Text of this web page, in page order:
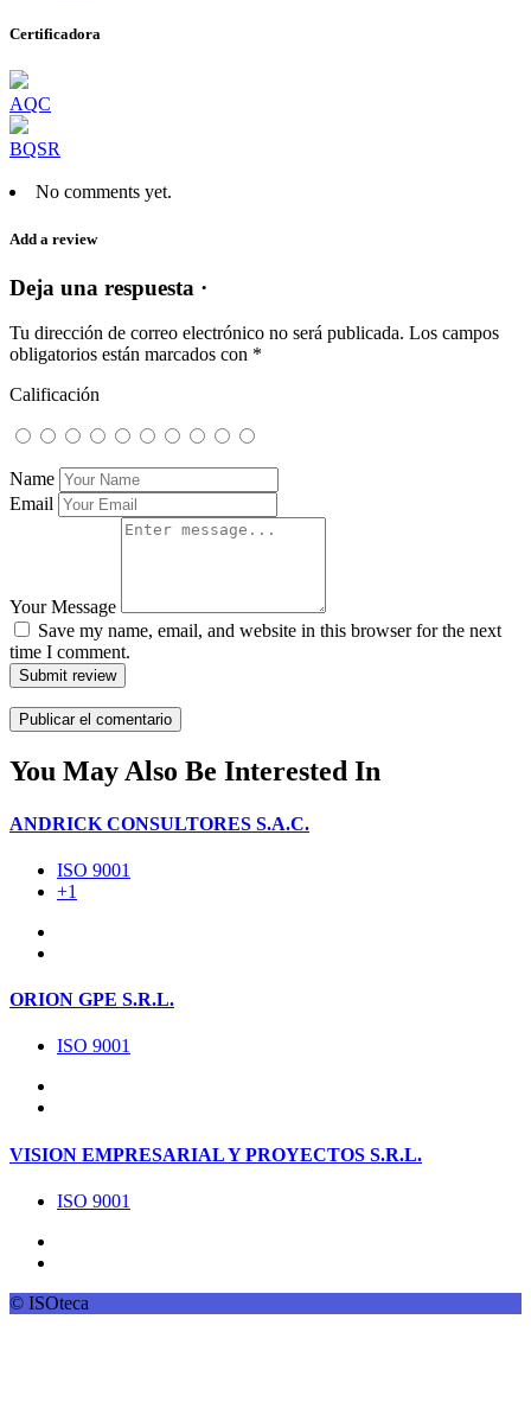
Certificadora
AQC
BQSR
No comments yet.
Add a review
Deja una respuesta ·
Tu dirección de correo electrónico no será publicada. Los campos
obligatorios están marcados con *
Calificación
Name
Email
Your Message
Save my name, email, and website in this browser for the next
time I comment.
Submit review
You May Also Be Interested In
ANDRICK CONSULTORES S.A.C.
ISO 9001
+1
ORION GPE S.R.L.
ISO 9001
VISION EMPRESARIAL Y PROYECTOS S.R.L.
ISO 9001
© ISOteca